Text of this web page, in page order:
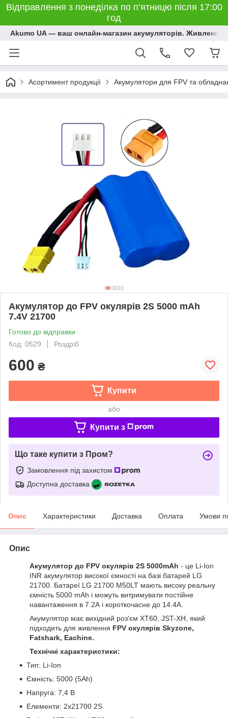
Відправлення з понеділка по п’ятницю після 17:00
год
Akumo UA — ваш онлайн-магазин акумуляторів. Живлення,
Асортимент продукції Акумулятори для FPV та
Акумулятор до FPV окулярів 2S 5000 mAh
7.4V 21700
Готово до відправки
Код: 0529
Роздріб
600 ₴
Купити
або
Купити з
Що таке купити з Пром?
Замовлення під захистом
Доступна доставка
Опис Характеристики Доставка Оплата Умови
Опис
Акумулятор до FPV окулярів 2S 5000mAh - це Li-Ion
INR акумулятор високої ємності на базі батарей LG
21700. Батареї LG 21700 M50LT мають високу реальну
ємність 5000 mAh і можуть витримувати постійне
навантаження в 7.2А і короткочасне до 14.4А.
Акумулятор має вихідний роз'єм XT60, JST-XH, який
підходить для живлення FPV окулярів Skyzone,
Fatshark, Eachine.
Технічні характеристики:
Тип: Li-Ion
Ємність: 5000 (5Ah)
Напруга: 7,4 В
Елементи: 2x21700 2S